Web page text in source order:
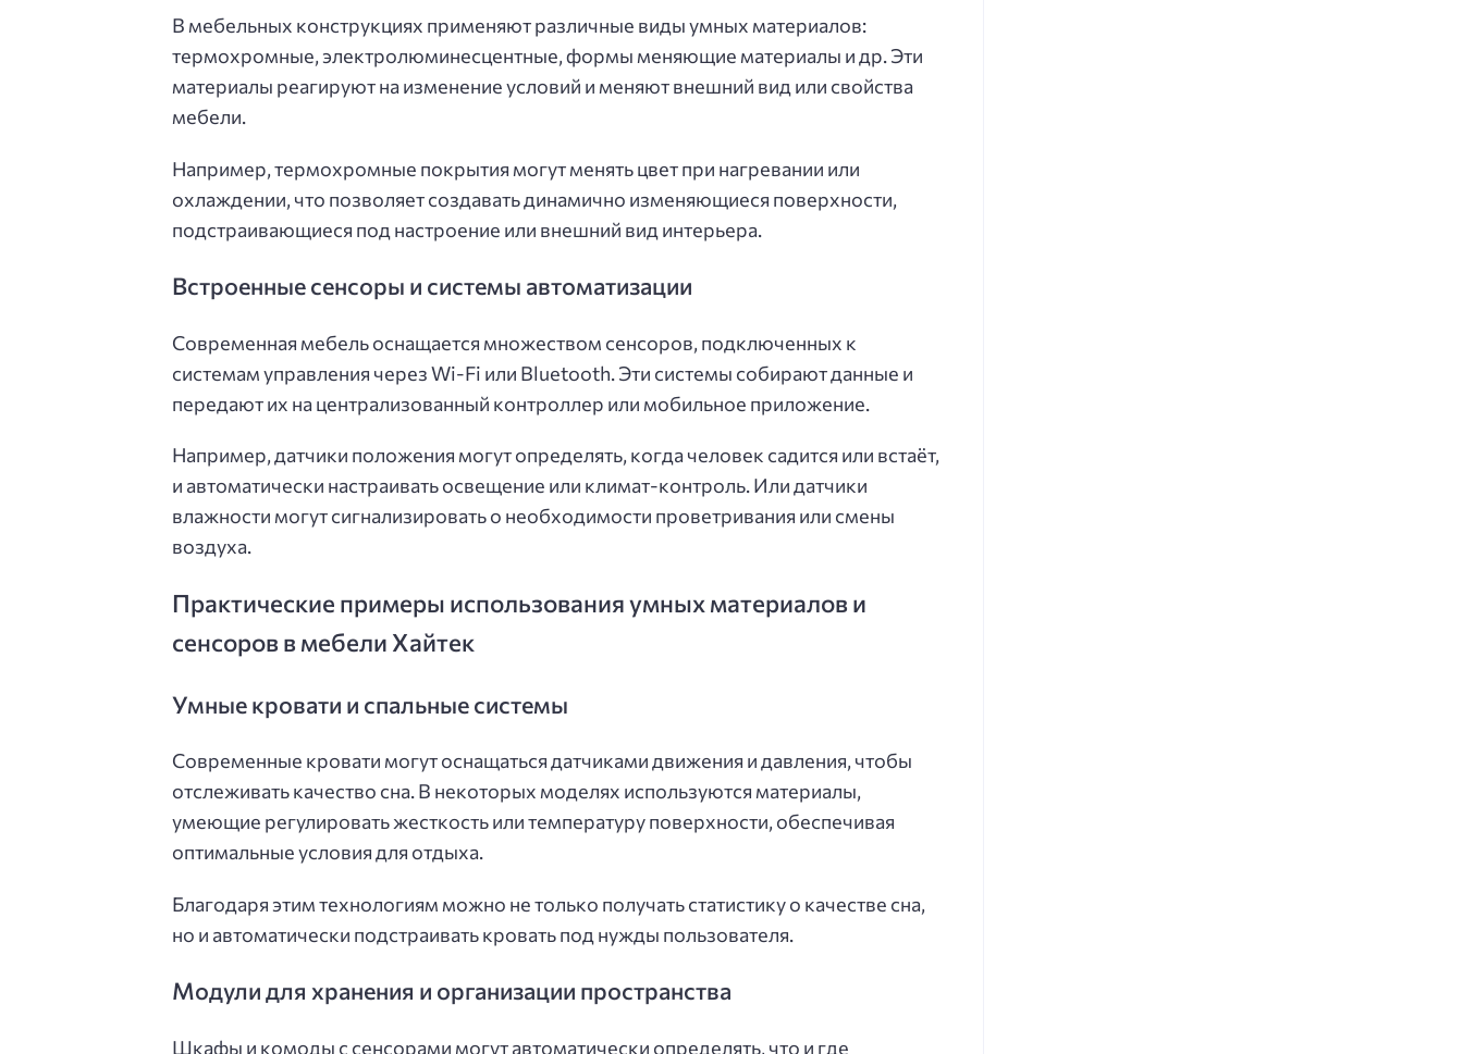
В мебельных конструкциях применяют различные виды умных материалов:
термохромные, электролюминесцентные, формы меняющие материалы и др. Эти
материалы реагируют на изменение условий и меняют внешний вид или свойства
мебели.
Например, термохромные покрытия могут менять цвет при нагревании или
охлаждении, что позволяет создавать динамично изменяющиеся поверхности,
подстраивающиеся под настроение или внешний вид интерьера.
Встроенные сенсоры и системы автоматизации
Современная мебель оснащается множеством сенсоров, подключенных к
системам управления через Wi-Fi или Bluetooth. Эти системы собирают данные и
передают их на централизованный контроллер или мобильное приложение.
Например, датчики положения могут определять, когда человек садится или встаёт,
и автоматически настраивать освещение или климат-контроль. Или датчики
влажности могут сигнализировать о необходимости проветривания или смены
воздуха.
Практические примеры использования умных материалов и
сенсоров в мебели Хайтек
Умные кровати и спальные системы
Современные кровати могут оснащаться датчиками движения и давления, чтобы
отслеживать качество сна. В некоторых моделях используются материалы,
умеющие регулировать жесткость или температуру поверхности, обеспечивая
оптимальные условия для отдыха.
Благодаря этим технологиям можно не только получать статистику о качестве сна,
но и автоматически подстраивать кровать под нужды пользователя.
Модули для хранения и организации пространства
Шкафы и комоды с сенсорами могут автоматически определять, что и где